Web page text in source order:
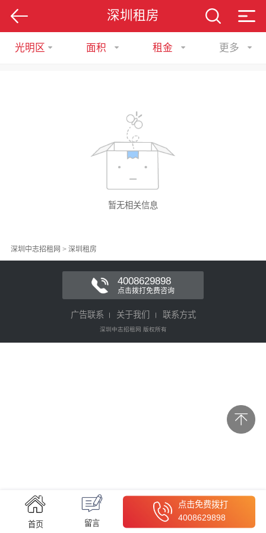
深圳租房
光明区 面积 租金 更多
暂无相关信息
深圳中志招租网 > 深圳租房
首页 留言
点击免费拨打
4008629898
4008629898
点击拨打免费咨询
广告联系 关于我们 联系方式
深圳中志招租网 版权所有